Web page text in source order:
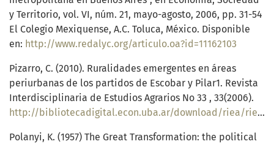
y Territorio, vol. VI, núm. 21, mayo-agosto, 2006, pp. 31-54
El Colegio Mexiquense, A.C. Toluca, México. Disponible
en: http://www.redalyc.org/articulo.oa?id=11162103
Pizarro, C. (2010). Ruralidades emergentes en áreas
periurbanas de los partidos de Escobar y Pilar1. Revista
Interdisciplinaria de Estudios Agrarios No 33 , 33(2006).
http://bibliotecadigital.econ.uba.ar/download/riea/riea_v33_n1_03.pdf
Polanyi, K. (1957) The Great Transformation: the political